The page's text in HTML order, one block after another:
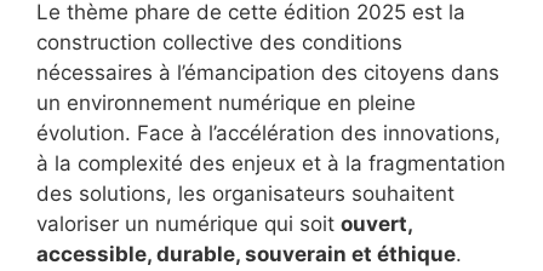
Le thème phare de cette édition 2025 est la
construction collective des conditions
nécessaires à l’émancipation des citoyens dans
un environnement numérique en pleine
évolution. Face à l’accélération des innovations,
à la complexité des enjeux et à la fragmentation
des solutions, les organisateurs souhaitent
valoriser un numérique qui soit ouvert,
accessible, durable, souverain et éthique.